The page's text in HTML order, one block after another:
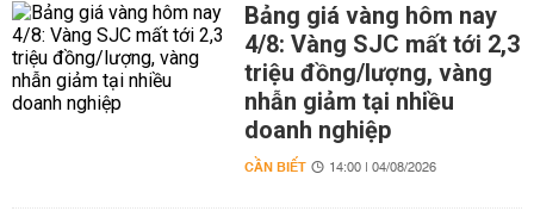
Bảng giá vàng hôm nay
4/8: Vàng SJC mất tới 2,3
triệu đồng/lượng, vàng
nhẫn giảm tại nhiều
doanh nghiệp
CẦN BIẾT 14:00 | 04/08/2026